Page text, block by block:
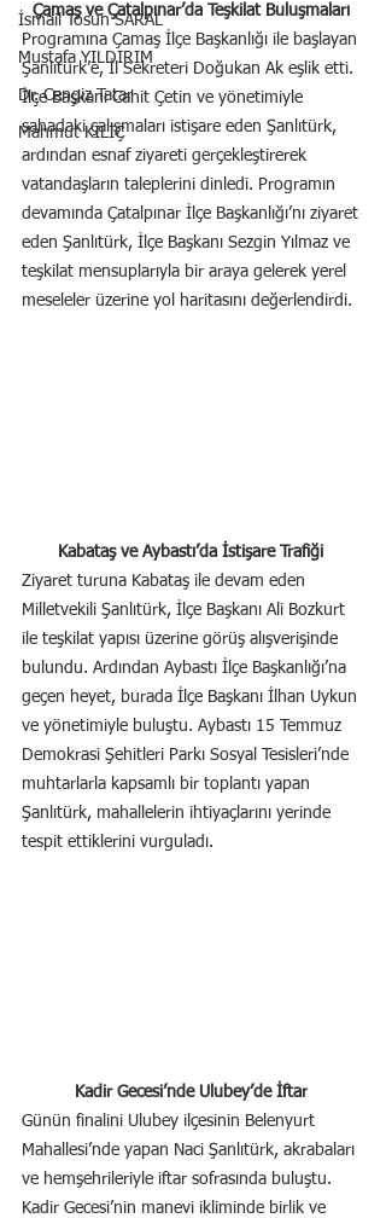
İsmail Tosun SARAL
Mustafa YILDIRIM
Dr. Cengiz Tatar
Mahmut KILIÇ
Çamaş ve Çatalpınar’da Teşkilat Buluşmaları
Programına Çamaş İlçe Başkanlığı ile başlayan
Şanlıtürk’e, İl Sekreteri Doğukan Ak eşlik etti.
İlçe Başkanı Cahit Çetin ve yönetimiyle
sahadaki çalışmaları istişare eden Şanlıtürk,
ardından esnaf ziyareti gerçekleştirerek
vatandaşların taleplerini dinledi. Programın
devamında Çatalpınar İlçe Başkanlığı’nı ziyaret
eden Şanlıtürk, İlçe Başkanı Sezgin Yılmaz ve
teşkilat mensuplarıyla bir araya gelerek yerel
meseleler üzerine yol haritasını değerlendirdi.
Kabataş ve Aybastı’da İstişare Trafiği
Ziyaret turuna Kabataş ile devam eden
Milletvekili Şanlıtürk, İlçe Başkanı Ali Bozkurt
ile teşkilat yapısı üzerine görüş alışverişinde
bulundu. Ardından Aybastı İlçe Başkanlığı’na
geçen heyet, burada İlçe Başkanı İlhan Uykun
ve yönetimiyle buluştu. Aybastı 15 Temmuz
Demokrasi Şehitleri Parkı Sosyal Tesisleri’nde
muhtarlarla kapsamlı bir toplantı yapan
Şanlıtürk, mahallelerin ihtiyaçlarını yerinde
tespit ettiklerini vurguladı.
Kadir Gecesi’nde Ulubey’de İftar
Günün finalini Ulubey ilçesinin Belenyurt
Mahallesi’nde yapan Naci Şanlıtürk, akrabaları
ve hemşehrileriyle iftar sofrasında buluştu.
Kadir Gecesi’nin manevi ikliminde birlik ve